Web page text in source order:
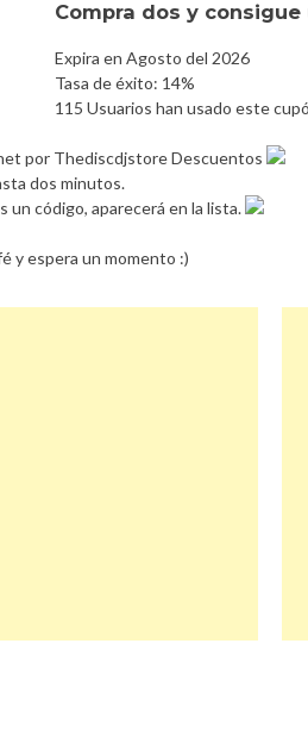
Compra dos y
Expira en Agosto del 2026
Tasa de éxito: 14%
115 Usuarios han usado este
por Thediscdjstore Descuentos
dos minutos.
un código, aparecerá en la lista.
y espera un momento :)